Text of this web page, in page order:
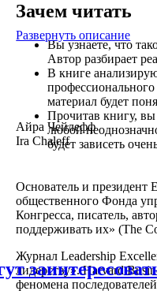
Зачем читать
Вы узнаете, что
Автор разбирает
В книге
материал будет
Прочитав книгу, вы
любой
будет зависеть
Развернуть описание
Айра Чейлефф
Ira Chaleff
Основатель и президент
общественного Фонда
Конгресса, писатель,
поддерживать их» (The
Журнал Leadership
лидерству». Harvard
феномена